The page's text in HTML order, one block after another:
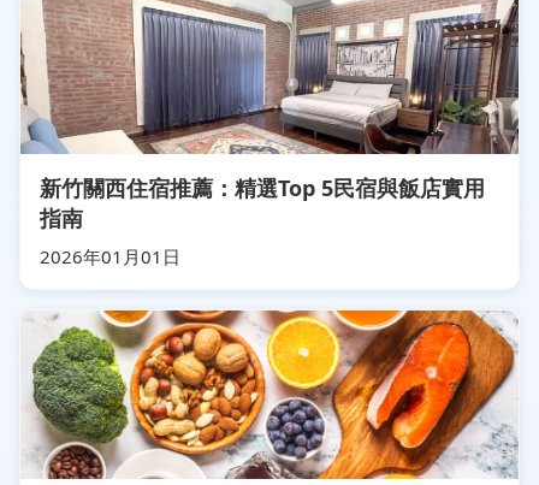
新竹關西住宿推薦：精選Top 5民宿與飯店實用
指南
2026年01月01日